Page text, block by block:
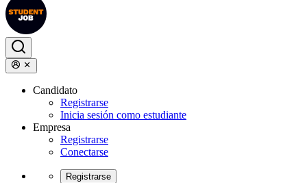
Candidato
Registrarse
Inicia sesión como estudiante
Empresa
Registrarse
Conectarse
Registrarse